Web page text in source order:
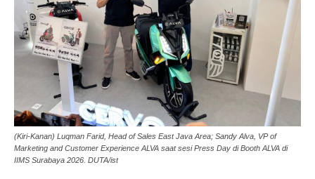
(Kiri-Kanan) Luqman Farid, Head of Sales East Java Area; Sandy Alva, VP of
Marketing and Customer Experience ALVA saat sesi Press Day di Booth ALVA di
IIMS Surabaya 2026. DUTA/ist